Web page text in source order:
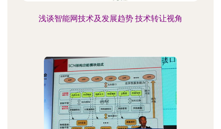
浅谈智能网技术及发展趋势 技术转让视角